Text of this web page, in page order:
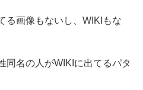
る画像もないし、WIKIもな
同名の人がWIKIに出てるパタ